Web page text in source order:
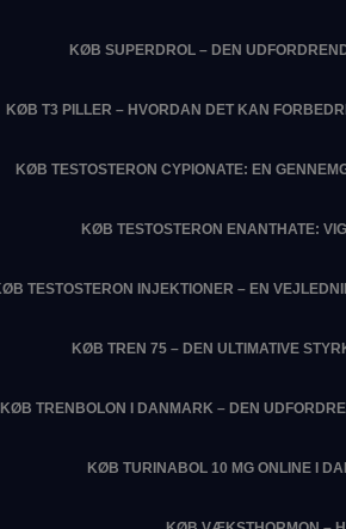
KØB SUPERDROL – DEN
KØB T3 PILLER – HVORDAN DET KAN
KØB TESTOSTERON CYPIONATE: EN
KØB TESTOSTERON ENANTHATE:
TESTOSTERON INJEKTIONER – EN
KØB TREN 75 – DEN ULTIMATIVE
KØB TRENBOLON I DANMARK – DEN
KØB TURINABOL 10 MG ONLINE I